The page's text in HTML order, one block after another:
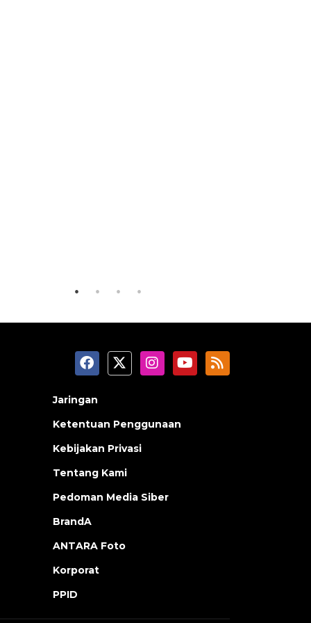
Jaringan
Ketentuan Penggunaan
Kebijakan Privasi
Tentang Kami
Pedoman Media Siber
BrandA
ANTARA Foto
Korporat
PPID